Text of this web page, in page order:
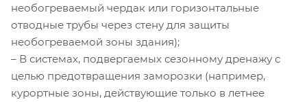
необогреваемый чердак или горизонтальные
отводные трубы через стену для защиты
необогреваемой зоны здания);
– В системах, подвергаемых сезонному дренажу с
целью предотвращения заморозки (например,
курортные зоны, действующие только в летнее